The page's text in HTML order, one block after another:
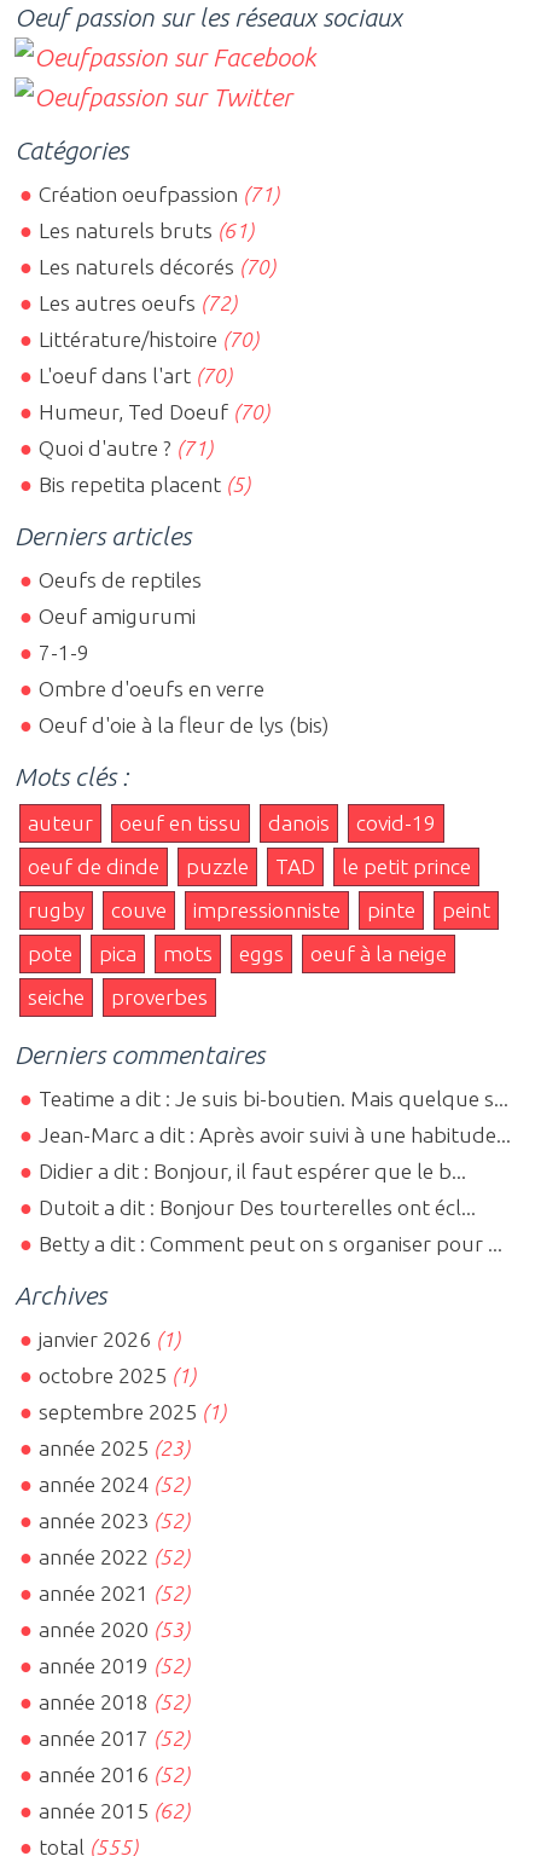
Oeuf passion sur les réseaux sociaux
Catégories
Création oeufpassion (71)
Les naturels bruts (61)
Les naturels décorés (70)
Les autres oeufs (72)
Littérature/histoire (70)
L'oeuf dans l'art (70)
Humeur, Ted Doeuf (70)
Quoi d'autre ? (71)
Bis repetita placent (5)
Derniers articles
Oeufs de reptiles
Oeuf amigurumi
7-1-9
Ombre d'oeufs en verre
Oeuf d'oie à la fleur de lys (bis)
Mots clés :
auteur oeuf en tissu danois
covid-19
oeuf de dinde
puzzle TAD
le petit prince
rugby
couve impressionniste pinte
peint
pote
pica mots eggs
oeuf à la neige
seiche
proverbes
Derniers commentaires
Teatime a dit : Je suis bi-boutien. Mais quelque s...
Jean-Marc a dit : Après avoir suivi à une habitude...
Didier a dit : Bonjour, il faut espérer que le b...
Dutoit a dit : Bonjour Des tourterelles ont écl...
Betty a dit : Comment peut on s organiser pour ...
Archives
janvier 2026 (1)
octobre 2025 (1)
septembre 2025 (1)
année 2025 (23)
année 2024 (52)
année 2023 (52)
année 2022 (52)
année 2021 (52)
année 2020 (53)
année 2019 (52)
année 2018 (52)
année 2017 (52)
année 2016 (52)
année 2015 (62)
total (555)